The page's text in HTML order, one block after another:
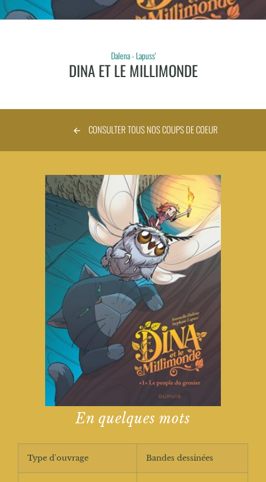
Dalena - Lapuss'
DINA ET LE MILLIMONDE
CONSULTER TOUS NOS COUPS DE COEUR
En quelques mots
Type d'ouvrage Bandes dessinées